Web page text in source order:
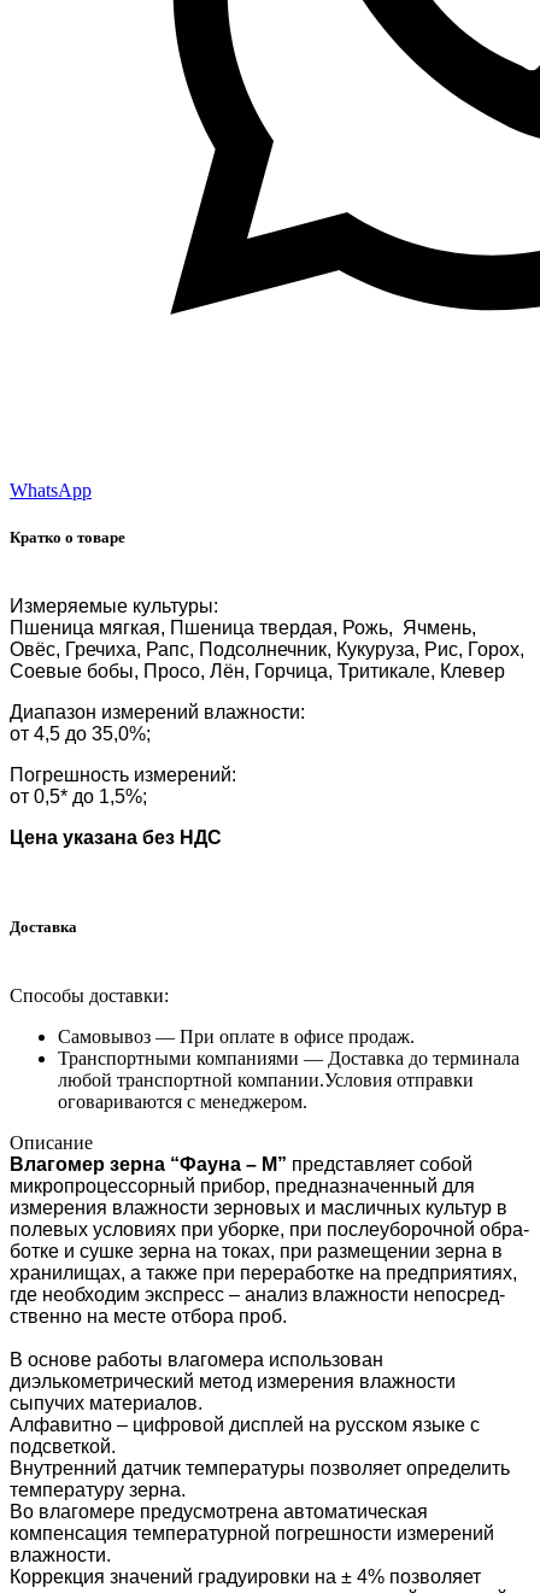
WhatsApp
Кратко о товаре
Измеряемые культуры:
Пшеница мягкая, Пшеница твердая, Рожь, Ячмень,
Овёс, Гречиха, Рапс, Подсолнечник, Кукуруза, Рис, Горох,
Соевые бобы, Просо, Лён, Горчица, Тритикале, Клевер
Диапазон измерений влажности:
от 4,5 до 35,0%;
Погрешность измерений:
от 0,5* до 1,5%;
Цена указана без НДС
Доставка
Способы доставки:
Самовывоз — При оплате в офисе продаж.
Транспортными компаниями — Доставка до терминала
любой транспортной компании.Условия отправки
оговариваются с менеджером.
Описание
Влагомер зерна “Фауна – М” пред­став­ляет собой
микропроцессорный прибор, предна­значенный для
измерения влаж­ности зерно­вых и масличных культур в
полевых усло­ви­ях при уборке, при послеуборочной обра­
ботке и сушке зерна на токах, при разме­щении зерна в
хранилищах, а также при переработке на предпри­ятиях,
где необхо­дим экспресс – анализ влажно­сти непосред­
ственно на месте отбора проб.
В основе работы влагомера использован
диэлькометрический метод измерения влажности
сыпучих материалов.
Алфавитно – цифровой дисплей на русcком языке с
подсветкой.
Внутренний датчик температуры позволяет определить
температуру зерна.
Во влагомере предусмотрена автоматическая
компенсация температурной погрешности измерений
влажности.
Коррекция значений градуировки на ± 4% позволяет